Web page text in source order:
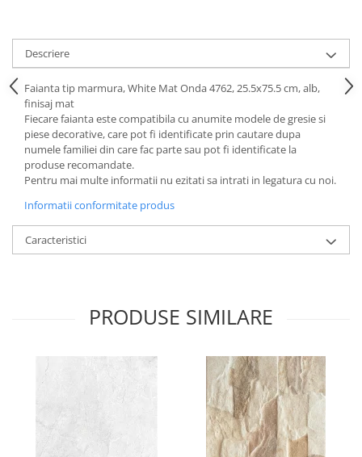
Descriere
Faianta tip marmura, White Mat Onda 4762, 25.5x75.5 cm, alb,
finisaj mat
Fiecare faianta este compatibila cu anumite modele de gresie si
piese decorative, care pot fi identificate prin cautare dupa
numele familiei din care fac parte sau pot fi identificate la
produse recomandate.
Pentru mai multe informatii nu ezitati sa intrati in legatura cu noi.
Informatii conformitate produs
Caracteristici
PRODUSE SIMILARE